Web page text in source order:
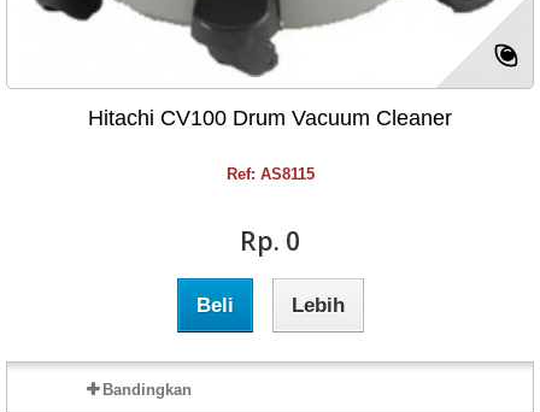
Hitachi CV100 Drum Vacuum Cleaner
Ref: AS8115
Rp‎. 0
Beli Lebih
Bandingkan